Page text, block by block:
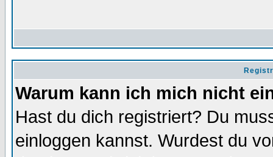
Warum kann ich mich nicht
Hast du dich registriert? Du
einloggen kannst. Wurdest du